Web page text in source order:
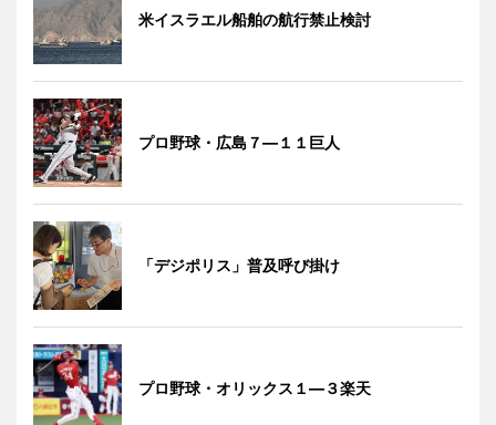
米イスラエル船舶の航行禁止検討
プロ野球・広島７―１１巨人
「デジポリス」普及呼び掛け
プロ野球・オリックス１―３楽天